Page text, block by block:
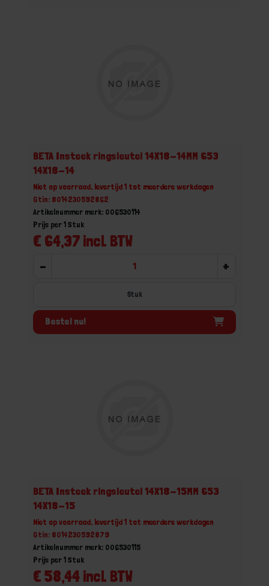
BETA Insteek ringsleutel 14X18-14MM 653
14X18-14
Niet op voorraad, levertijd 1 tot meerdere werkdagen
Gtin: 8014230592862
Artikelnummer merk: 006530114
€ 64,37 incl. BTW
Prijs per 1 Stuk
- +
Stuk
Bestel nu!
BETA Insteek ringsleutel 14X18-15MM 653
14X18-15
Niet op voorraad, levertijd 1 tot meerdere werkdagen
Gtin: 8014230592879
Artikelnummer merk: 006530115
€ 58,44 incl. BTW
Prijs per 1 Stuk